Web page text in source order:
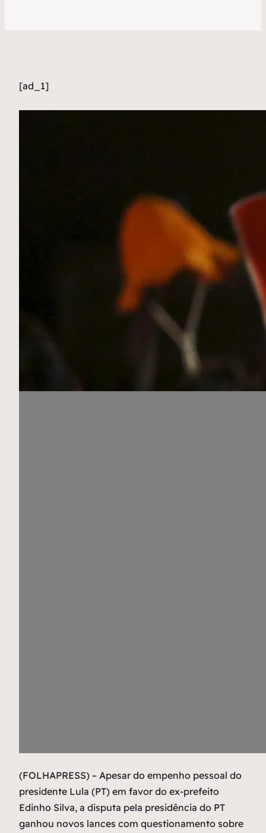
[ad_1]
(FOLHAPRESS) – Apesar do empenho pessoal do
presidente Lula (PT) em favor do ex-prefeito
Edinho Silva, a disputa pela presidência do PT
ganhou novos lances com questionamento sobre